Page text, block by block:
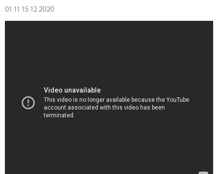
01:11 15.12.2020